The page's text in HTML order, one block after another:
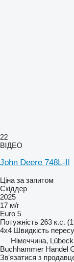
22
ВІДЕО
John Deere 748L-II
Ціна за запитом
Скіддер
2025
17 м/г
Euro 5
Потужність 263 к.с.
4x4 Швидкість
Німеччина, Lübeck
Buchhammer Handel
Зв'язатися з